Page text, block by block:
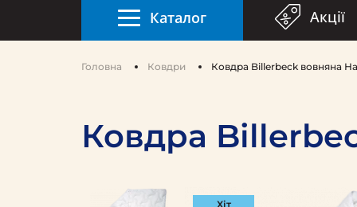
Каталог Акції
Головна Ковдри Ковдра Billerbeck вовняна
Ковдра
Хіт